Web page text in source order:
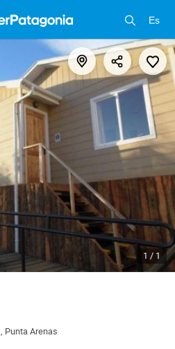
Es
1 / 1
, Punta Arenas